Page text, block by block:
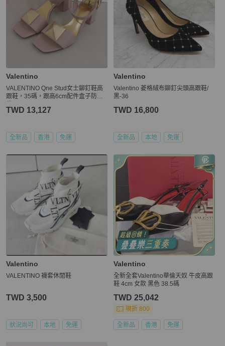
Valentino
VALENTINO Qne Stud女士鉚釘鞋高
跟鞋，35碼，跟高6cm配件盒子防塵
TWD 13,127
全新品 香港 免運
Valentino
Valentino 菱格絨布鉚釘尖頭高跟鞋/
黑-36
TWD 16,800
全新品 本地 免運
Valentino
VALENTINO 襪套休閒鞋
TWD 3,500
狀況尚可 本地 免運
Valentino
全新全套Valentino華倫天奴 牛皮高跟
鞋 4cm 女款 黑色 38.5碼
TWD 25,042
現折 800
全新品 香港 免運